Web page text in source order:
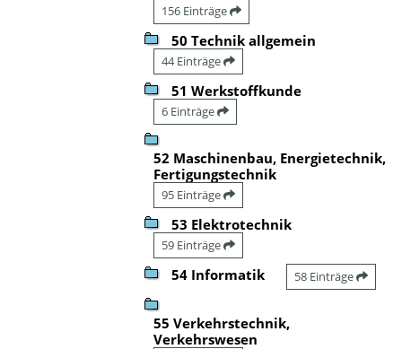
156 Einträge
50 Technik allgemein
44 Einträge
51 Werkstoffkunde
6 Einträge
52 Maschinenbau, Energietechnik,
Fertigungstechnik
95 Einträge
53 Elektrotechnik
59 Einträge
54 Informatik 58 Einträge
55 Verkehrstechnik,
Verkehrswesen